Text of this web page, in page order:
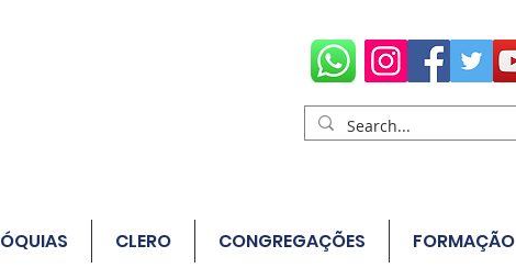
CLERO CONGREGAÇÕES FORMAÇÃO